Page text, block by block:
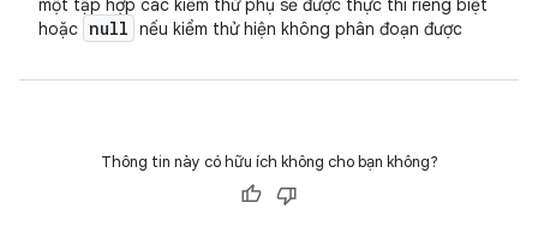
một tập hợp các kiểm thử phụ sẽ được thực thi riêng biệt
hoặc null nếu kiểm thử hiện không phân đoạn được
Thông tin này có hữu ích không cho bạn không?